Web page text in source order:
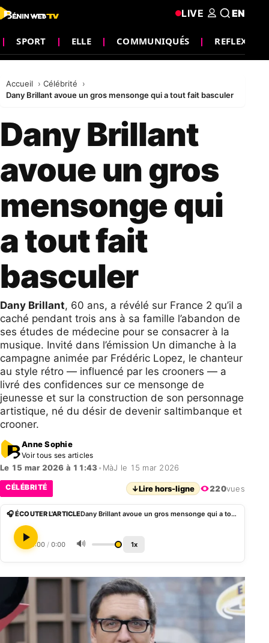
SPORT ELLE COMMUNIQUÉS REFLEXION
LIVE EN
Accueil
Célébrité
Dany Brillant avoue un gros mensonge qui a tout fait basculer
Dany Brillant
avoue un gros
mensonge qui
a tout fait
basculer
Dany Brillant, 60 ans, a révélé sur France 2 qu’il a
caché pendant trois ans à sa famille l’abandon de
ses études de médecine pour se consacrer à la
musique. Invité dans l’émission Un dimanche à la
campagne animée par Frédéric Lopez, le chanteur
au style rétro — influencé par les crooners — a
livré des confidences sur ce mensonge de
jeunesse et sur la construction de son personnage
artistique, né du désir de devenir saltimbanque et
crooner.
Anne Sophie
Voir tous ses articles
Le 15 mar 2026 à 11:43• MàJ le 15 mar 2026
CÉLÉBRITÉ ↓Lire hors-ligne 220vues
🎧 ÉCOUTER L'ARTICLE Dany Brillant avoue un gros mensonge qui a tout fait basculer
0:00 / 0:00 🔊 1x